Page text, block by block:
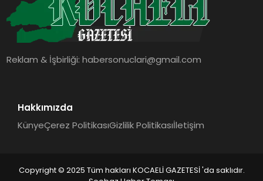
Reklam & İşbirliği:habersonuclari@gmail.com
Hakkımızda
KünyeÇerez PolitikasıGizlilik Politikasıİletişim
Copyright © 2025 Tüm hakları KOCAELİ GAZETESİ 'da saklıdır.